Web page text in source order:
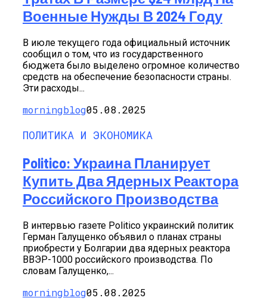
Военные Нужды В 2024 Году
В июле текущего года официальный источник
сообщил о том, что из государственного
бюджета было выделено огромное количество
средств на обеспечение безопасности страны.
Эти расходы...
morningblog05.08.2025
ПОЛИТИКА И ЭКОНОМИКА
Politico: Украина Планирует
Купить Два Ядерных Реактора
Российского Производства
В интервью газете Politico украинский политик
Герман Галущенко объявил о планах страны
приобрести у Болгарии два ядерных реактора
ВВЭР-1000 российского производства. По
словам Галущенко,...
morningblog05.08.2025